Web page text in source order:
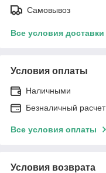
Самовывоз
Все условия доставки
Условия оплаты
Наличными
Безналичный расчет
Все условия оплаты
Условия возврата